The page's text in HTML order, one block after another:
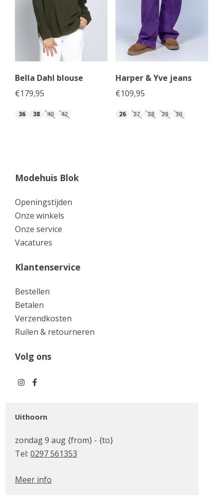
Bella Dahl blouse
€179,95
36 38 40 42
Harper & Yve jeans
€109,95
26 27 28 29 30
Modehuis Blok
Openingstijden
Onze winkels
Onze service
Vacatures
Klantenservice
Bestellen
Betalen
Verzendkosten
Ruilen & retourneren
Volg ons
Uithoorn
zondag 9 aug {from} - {to}
Tel: 0297 561353
Meer info